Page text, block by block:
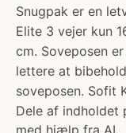
Snugpak er en
Elite 3 vejer kun
cm. Soveposen
lettere at
soveposen. Sofit
Dele af indholdet
med hjælp fra AI.